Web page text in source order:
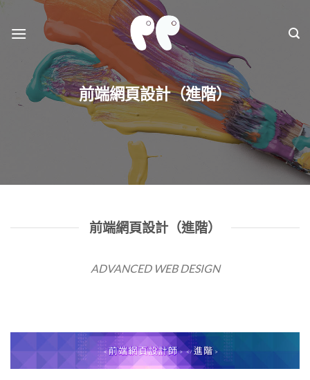
Skip
content
前端網頁設計（進階）
前端網頁設計（進階）
ADVANCED WEB DESIGN